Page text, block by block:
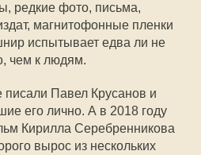
редкие фото, письма,
магнитофонные пленки
испытывает едва ли не
чем к людям.
Павел Крусанов и
его лично. А в 2018 году
Кирилла Серебренникова
вырос из нескольких